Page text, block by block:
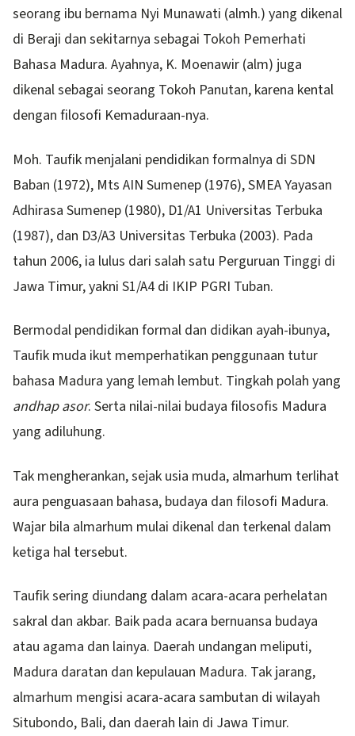
seorang ibu bernama Nyi Munawati (almh.) yang dikenal
di Beraji dan sekitarnya sebagai Tokoh Pemerhati
Bahasa Madura. Ayahnya, K. Moenawir (alm) juga
dikenal sebagai seorang Tokoh Panutan, karena kental
dengan filosofi Kemaduraan-nya.
Moh. Taufik menjalani pendidikan formalnya di SDN
Baban (1972), Mts AIN Sumenep (1976), SMEA Yayasan
Adhirasa Sumenep (1980), D1/A1 Universitas Terbuka
(1987), dan D3/A3 Universitas Terbuka (2003). Pada
tahun 2006, ia lulus dari salah satu Perguruan Tinggi di
Jawa Timur, yakni S1/A4 di IKIP PGRI Tuban.
Bermodal pendidikan formal dan didikan ayah-ibunya,
Taufik muda ikut memperhatikan penggunaan tutur
bahasa Madura yang lemah lembut. Tingkah polah yang
andhap asor. Serta nilai-nilai budaya filosofis Madura
yang adiluhung.
Tak mengherankan, sejak usia muda, almarhum terlihat
aura penguasaan bahasa, budaya dan filosofi Madura.
Wajar bila almarhum mulai dikenal dan terkenal dalam
ketiga hal tersebut.
Taufik sering diundang dalam acara-acara perhelatan
sakral dan akbar. Baik pada acara bernuansa budaya
atau agama dan lainya. Daerah undangan meliputi,
Madura daratan dan kepulauan Madura. Tak jarang,
almarhum mengisi acara-acara sambutan di wilayah
Situbondo, Bali, dan daerah lain di Jawa Timur.